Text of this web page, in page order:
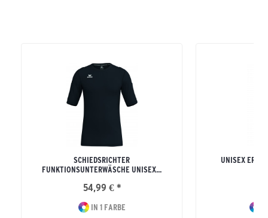
SCHIEDSRICHTER
FUNKTIONSUNTERWÄSCHE UNISEX...
54,99 € *
IN 1 FARBE
UNISEX